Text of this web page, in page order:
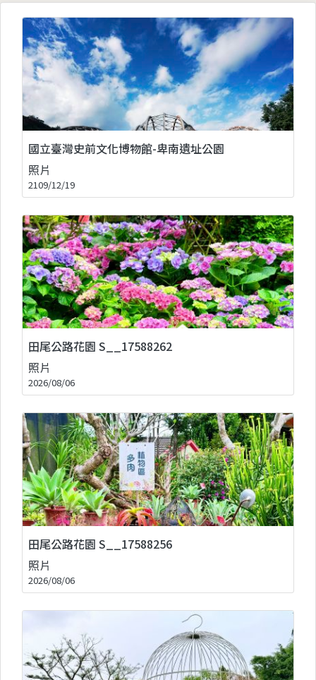
國立臺灣史前文化博物館-卑南遺址公園
照片
2109/12/19
田尾公路花園 S__17588262
照片
2026/08/06
田尾公路花園 S__17588256
照片
2026/08/06